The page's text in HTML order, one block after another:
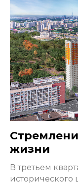
жизни
В третьем
исторического